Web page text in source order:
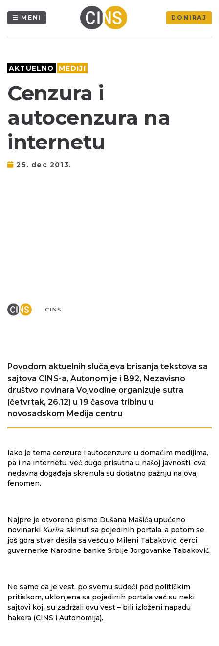
MENI DONIRAJ
AKTUELNO MEDIJI
Cenzura i
autocenzura na
internetu
25. dec 2013.
CINS
Povodom aktuelnih slučajeva brisanja tekstova sa
sajtova CINS-a, Autonomije i B92, Nezavisno
društvo novinara Vojvodine organizuje sutra
(četvrtak, 26.12) u 19 časova tribinu u
novosadskom Medija centru
Iako je tema cenzure i autocenzure u domaćim medijima,
pa i na internetu, već dugo prisutna u našoj javnosti, dva
nedavna događaja skrenula su dodatno pažnju na ovaj
fenomen.
Najpre je otvoreno pismo Dušana Mašića upućeno
novinarki Kurira, skinut sa pojedinih portala, a potom se
još gora stvar desila sa vešću o Mileni Tabaković, ćerci
guvernerke Narodne banke Srbije Jorgovanke Tabaković.
Ne samo da je vest, po svemu sudeći pod političkim
pritiskom, uklonjena sa pojedinih portala već su neki
sajtovi koji su zadržali ovu vest – bili izloženi napadu
hakera (CINS i Autonomija).